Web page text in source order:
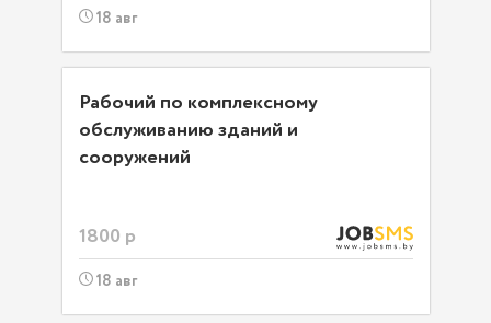
18 авг
Рабочий по комплексному
обслуживанию зданий и
сооружений
1800 р
18 авг